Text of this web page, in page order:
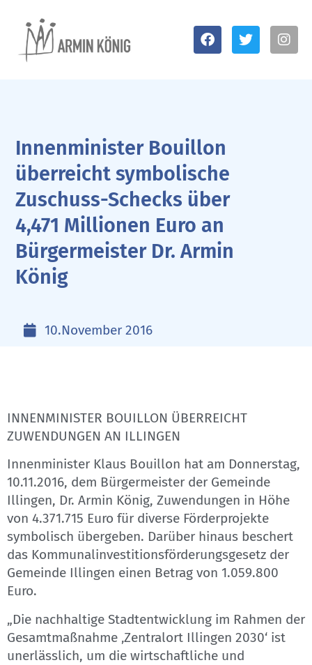
Innenminister Bouillon
überreicht symbolische
Zuschuss-Schecks über
4,471 Millionen Euro an
Bürgermeister Dr. Armin
König
10.November 2016
INNENMINISTER BOUILLON ÜBERREICHT
ZUWENDUNGEN AN ILLINGEN
Innenminister Klaus Bouillon hat am Donnerstag,
10.11.2016, dem Bürgermeister der Gemeinde
Illingen, Dr. Armin König, Zuwendungen in Höhe
von 4.371.715 Euro für diverse Förderprojekte
symbolisch übergeben. Darüber hinaus beschert
das Kommunalinvestitionsförderungsgesetz der
Gemeinde Illingen einen Betrag von 1.059.800
Euro.
„Die nachhaltige Stadtentwicklung im Rahmen der
Gesamtmaßnahme ‚Zentralort Illingen 2030‘ ist
unerlässlich, um die wirtschaftliche und